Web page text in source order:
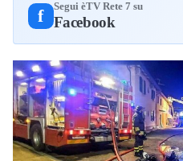
f Segui èTV Rete 7 su
Facebook